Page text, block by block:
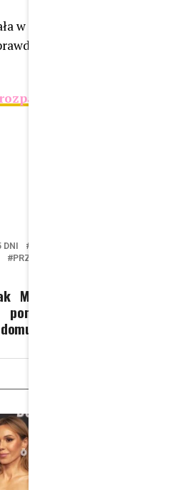
w scenie ślubu, kuzynkę
w naszym najnowszym
Klaudia El Dursi
DNI
PRZEAMBITNI.PL
Miłość” utknęła w
Po prostu